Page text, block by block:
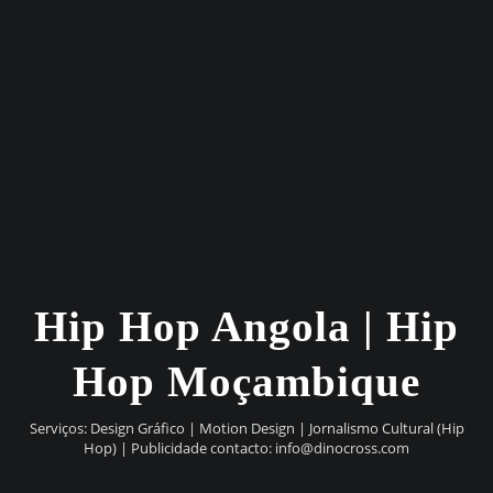
Hip Hop Angola | Hip
Hop Moçambique
Serviços: Design Gráfico | Motion Design | Jornalismo Cultural (Hip
Hop) | Publicidade contacto: info@dinocross.com